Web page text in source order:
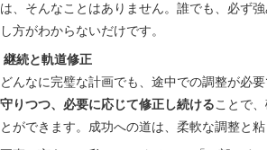
は、そんなことはありません。誰でも、必ず
し方がわからないだけです。
継続と軌道修正
どんなに完璧な計画でも、途中での調整が必要
守りつつ、必要に応じて修正し続けることで
とができます。成功への道は、柔軟な調整と粘